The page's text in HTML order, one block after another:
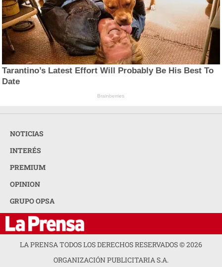
Tarantino’s Latest Effort Will Probably Be His Best To
Date
Brainberries
NOTICIAS
INTERÉS
PREMIUM
OPINION
GRUPO OPSA
LA PRENSA TODOS LOS DERECHOS RESERVADOS ©2026
ORGANIZACIÓN PUBLICITARIA S.A.